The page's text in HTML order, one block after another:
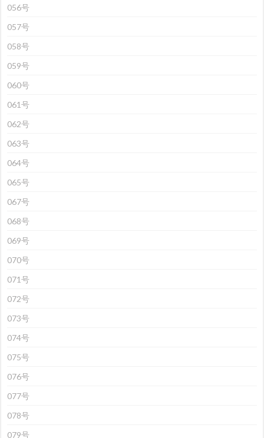
056号
057号
058号
059号
060号
061号
062号
063号
064号
065号
067号
068号
069号
070号
071号
072号
073号
074号
075号
076号
077号
078号
079号